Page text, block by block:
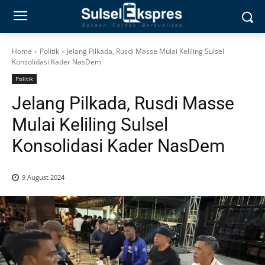
Home Politik
Jelang Pilkada, Rusdi Masse Mulai Keliling Sulsel
Konsolidasi Kader NasDem
Politik
Jelang Pilkada, Rusdi Masse
Mulai Keliling Sulsel
Konsolidasi Kader NasDem
9 August 2024